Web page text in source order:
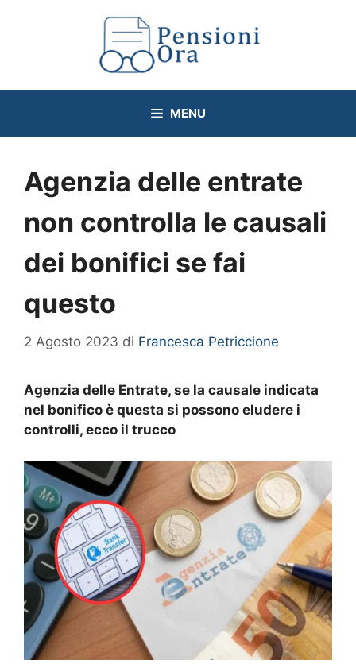
MENU
Agenzia delle entrate
non controlla le causali
dei bonifici se fai
questo
2 Agosto 2023 di Francesca Petriccione
Agenzia delle Entrate, se la causale indicata
nel bonifico è questa si possono eludere i
controlli, ecco il trucco